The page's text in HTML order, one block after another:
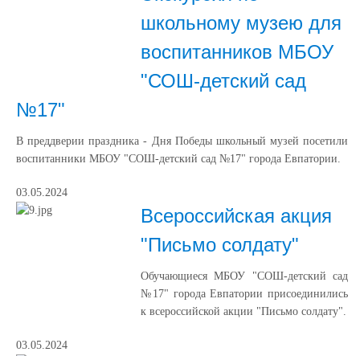
школьному музею для
воспитанников МБОУ
"СОШ-детский сад
№17"
В преддверии праздника - Дня Победы школьный музей посетили
воспитанники МБОУ "СОШ-детский сад №17" города Евпатории.
03.05.2024
Всероссийская акция
"Письмо солдату"
Обучающиеся МБОУ "СОШ-детский сад
№17" города Евпатории присоединились
к всероссийской акции "Письмо солдату".
03.05.2024